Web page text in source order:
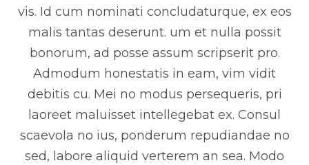
vis. Id cum nominati concludaturque, ex eos
malis tantas deserunt. um et nulla possit
bonorum, ad posse assum scripserit pro.
Admodum honestatis in eam, vim vidit
debitis cu. Mei no modus persequeris, pri
laoreet maluisset intellegebat ex. Consul
scaevola no ius, ponderum repudiandae no
sed, labore aliquid verterem an sea. Modo